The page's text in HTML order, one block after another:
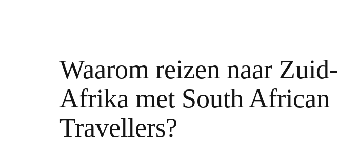
Waarom reizen naar Zuid-
Afrika met South African
Travellers?